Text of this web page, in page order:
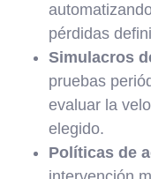
pérdidas
Simulacros
pruebas
evaluar la
elegido.
Políticas de